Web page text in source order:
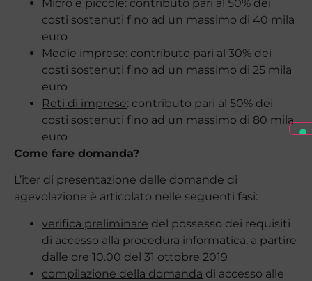
Micro e piccole: contributo pari al 50% dei
costi sostenuti fino ad un massimo di 40 mila
euro
Medie imprese: contributo pari al 30% dei
costi sostenuti fino ad un massimo di 25 mila
euro
Reti di imprese: contributo pari al 50% dei
costi sostenuti fino ad un massimo di 80 mila
euro
Come fare domanda?
L’iter di presentazione delle domande di
agevolazione è articolato nelle seguenti fasi:
verifica preliminare del possesso dei requisiti
di accesso alla procedura informatica, a partire
dalle ore 10.00 del 31 ottobre 2019
compilazione della domanda di accesso alle